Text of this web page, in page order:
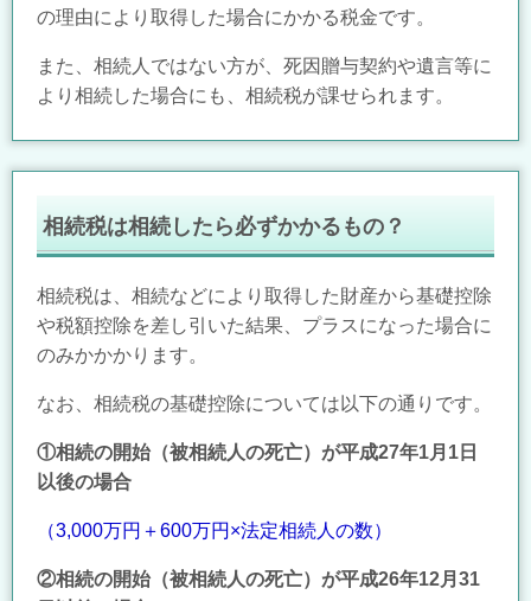
の理由により取得した場合にかかる税金です。
また、相続人ではない方が、 死因贈与契約や遺言等に
より相続した場合にも、相続税が課せられます。
相続税は相続したら必ずかかるもの？
相続税は、相続などにより取得した財産から基礎控除
や税額控除を差し引いた結果、プラスになった場合に
のみかかかります。
なお、相続税の基礎控除については以下の通りです。
①相続の開始（被相続人の死亡）が平成27年1月1日
以後の場合
（3,000万円＋600万円×法定相続人の数）
②相続の開始（被相続人の死亡）が平成26年12月31